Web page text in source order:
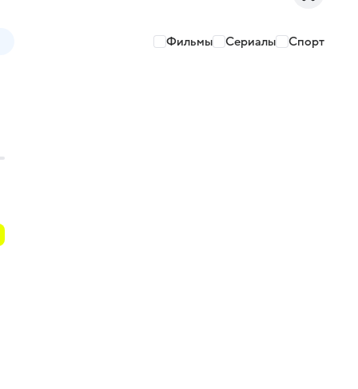
Фильмы Сериалы Спорт